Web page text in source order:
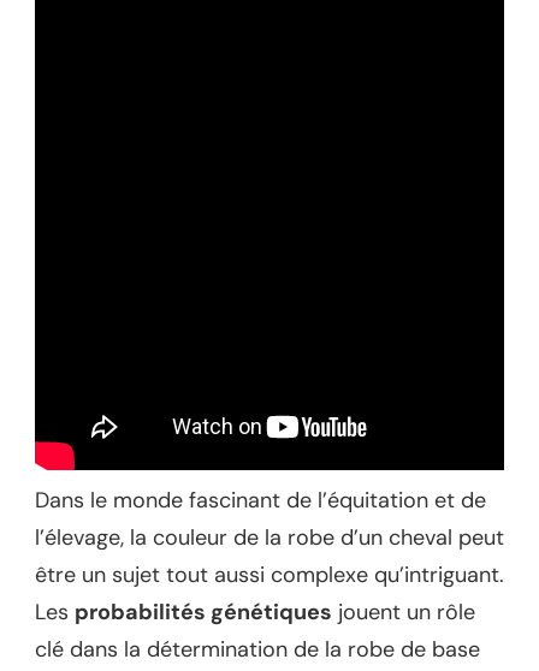
Dans le monde fascinant de l’équitation et de
l’élevage, la couleur de la robe d’un cheval peut
être un sujet tout aussi complexe qu’intriguant.
Les probabilités génétiques jouent un rôle
clé dans la détermination de la robe de base